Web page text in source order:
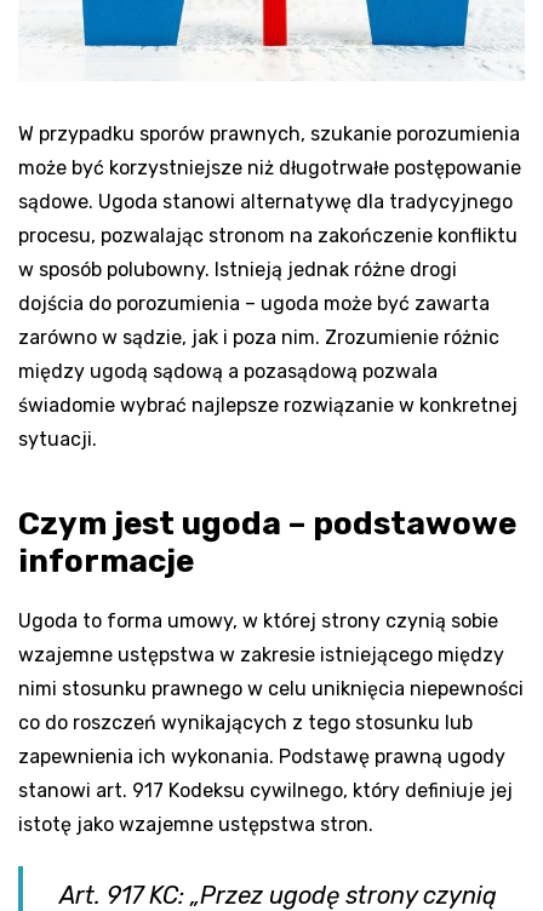
W przypadku sporów prawnych, szukanie porozumienia
może być korzystniejsze niż długotrwałe postępowanie
sądowe. Ugoda stanowi alternatywę dla tradycyjnego
procesu, pozwalając stronom na zakończenie konfliktu
w sposób polubowny. Istnieją jednak różne drogi
dojścia do porozumienia – ugoda może być zawarta
zarówno w sądzie, jak i poza nim. Zrozumienie różnic
między ugodą sądową a pozasądową pozwala
świadomie wybrać najlepsze rozwiązanie w konkretnej
sytuacji.
Czym jest ugoda – podstawowe
informacje
Ugoda to forma umowy, w której strony czynią sobie
wzajemne ustępstwa w zakresie istniejącego między
nimi stosunku prawnego w celu uniknięcia niepewności
co do roszczeń wynikających z tego stosunku lub
zapewnienia ich wykonania. Podstawę prawną ugody
stanowi art. 917 Kodeksu cywilnego, który definiuje jej
istotę jako wzajemne ustępstwa stron.
Art. 917 KC: „Przez ugodę strony czynią